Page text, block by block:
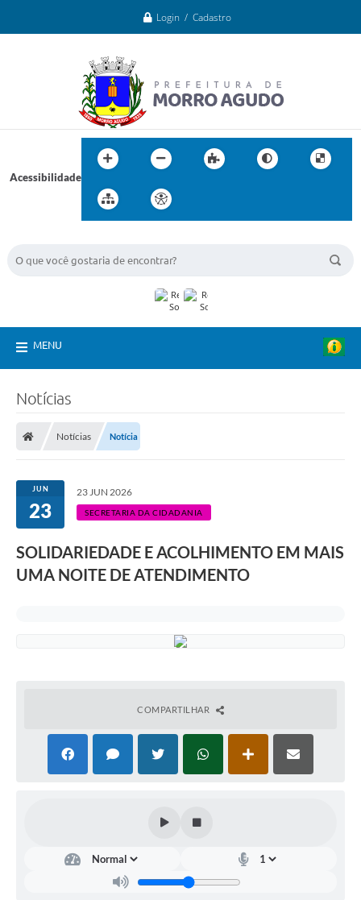
Login / Cadastro
Acessibilidade
MENU
Notícias
Notícias Notícia
JUN
23
23 JUN 2026
SECRETARIA DA CIDADANIA
SOLIDARIEDADE E ACOLHIMENTO EM MAIS
UMA NOITE DE ATENDIMENTO
COMPARTILHAR